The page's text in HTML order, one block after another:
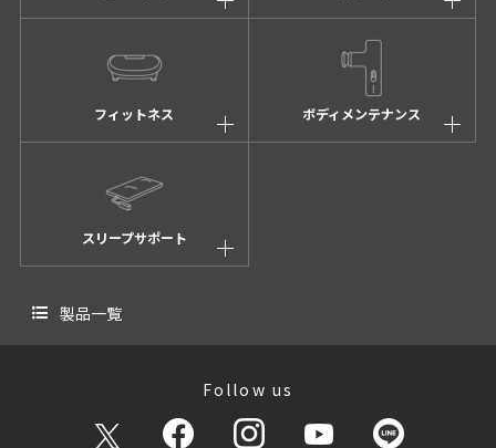
フィットネス ボディメンテナンス
スリープサポート
製品一覧
Follow us